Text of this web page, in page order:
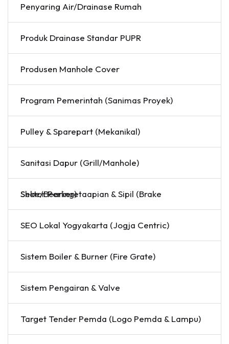
Penyaring Air/Drainase Rumah
Produk Drainase Standar PUPR
Produsen Manhole Cover
Program Pemerintah (Sanimas Proyek)
Pulley & Sparepart (Mekanikal)
Sanitasi Dapur (Grill/Manhole)
Sektor Perkeretaapian & Sipil (Brake Shoe/Bearing)
SEO Lokal Yogyakarta (Jogja Centric)
Sistem Boiler & Burner (Fire Grate)
Sistem Pengairan & Valve
Target Tender Pemda (Logo Pemda & Lampu)